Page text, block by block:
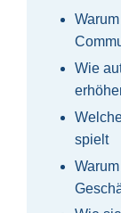
Wie
spielt